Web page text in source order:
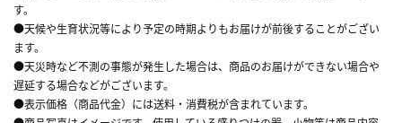
す。
●天候や生育状況等により予定の時期よりもお届けが前後することがござい
ます。
●天災時など不測の事態が発生した場合は、商品のお届けができない場合や
遅延する場合などがございます。
●表示価格（商品代金）には送料・消費税が含まれています。